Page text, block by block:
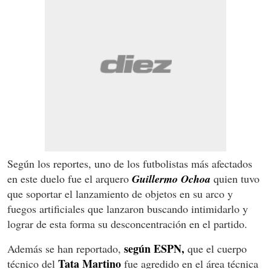
Según los reportes, uno de los futbolistas más afectados
en este duelo fue el arquero Guillermo Ochoa quien tuvo
que soportar el lanzamiento de objetos en su arco y
fuegos artificiales que lanzaron buscando intimidarlo y
lograr de esta forma su desconcentración en el partido.
Además se han reportado, según ESPN, que el cuerpo
técnico del Tata Martino fue agredido en el área técnica